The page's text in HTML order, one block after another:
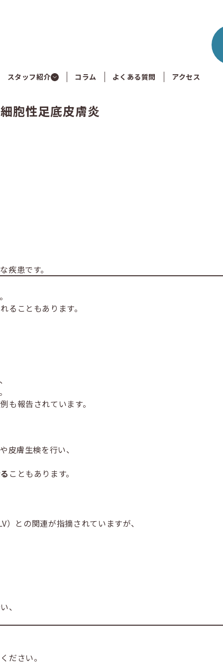
スタッフ紹介 コラム よくある質問 アクセス
胞性足底皮膚炎
疾患です。
ることもあります。
も報告されています。
皮膚生検を行い、
こともあります。
との関連が指摘されていますが、
、
ださい。